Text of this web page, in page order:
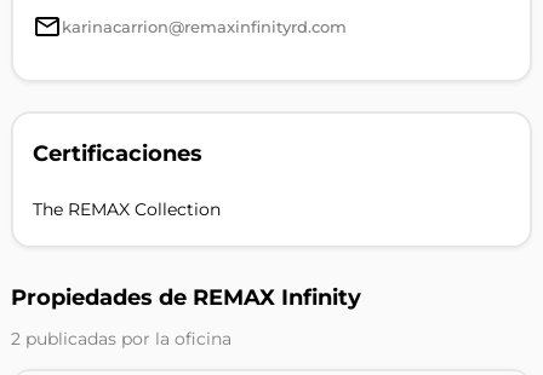
karinacarrion@remaxinfinityrd.com
Certificaciones
The REMAX Collection
Propiedades de REMAX Infinity
2 publicadas por la oficina